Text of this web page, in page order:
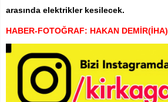
arasında elektrikler kesilecek.
HABER-FOTOĞRAF: HAKAN DEMİR(İHA)